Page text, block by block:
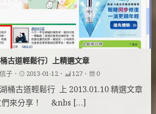
古道輕鬆行〕上精選文章
子 ・ 2013-01-12 ・ 127 ・ 0
桶古道輕鬆行 上 2013.01.10 精選文章
們來分享！ &nbs […]